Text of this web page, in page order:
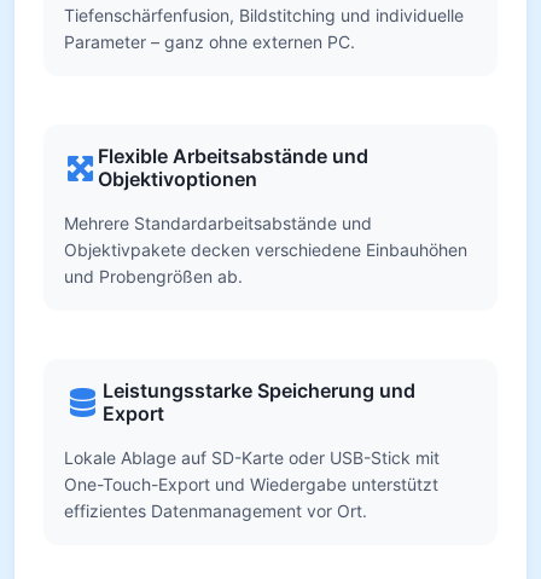
Tiefenschärfenfusion, Bildstitching und individuelle
Parameter – ganz ohne externen PC.
Flexible Arbeitsabstände und
Objektivoptionen
Mehrere Standardarbeitsabstände und
Objektivpakete decken verschiedene Einbauhöhen
und Probengrößen ab.
Leistungsstarke Speicherung und
Export
Lokale Ablage auf SD-Karte oder USB-Stick mit
One-Touch-Export und Wiedergabe unterstützt
effizientes Datenmanagement vor Ort.